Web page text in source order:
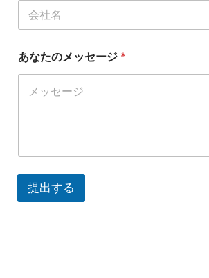
会
社
あなたのメッセージ *
提出する